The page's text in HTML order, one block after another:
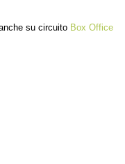
su circuito Box Office